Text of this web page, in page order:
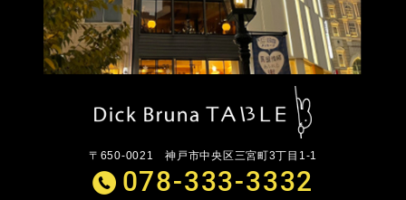
〒650-0021神戸市中央区三宮町3丁目1-1
078-333-3332